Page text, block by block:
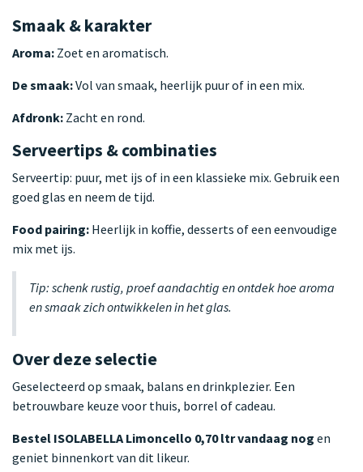
Smaak & karakter
Aroma: Zoet en aromatisch.
De smaak:Vol van smaak, heerlijk puur of in een mix.
Afdronk: Zacht en rond.
Serveertips & combinaties
Serveertip: puur, met ijs of in een klassieke mix. Gebruik een
goed glas en neem de tijd.
Food pairing: Heerlijk in koffie, desserts of een eenvoudige
mix met ijs.
Tip: schenk rustig, proef aandachtig en ontdek hoe aroma
en smaak zich ontwikkelen in het glas.
Over deze selectie
Geselecteerd op smaak, balans en drinkplezier. Een
betrouwbare keuze voor thuis, borrel of cadeau.
Bestel ISOLABELLA Limoncello 0,70 ltr vandaag nog en
geniet binnenkort van dit likeur.